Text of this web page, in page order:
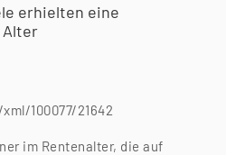
erhielten eine
Alter
100077/21642
im Rentenalter, die auf